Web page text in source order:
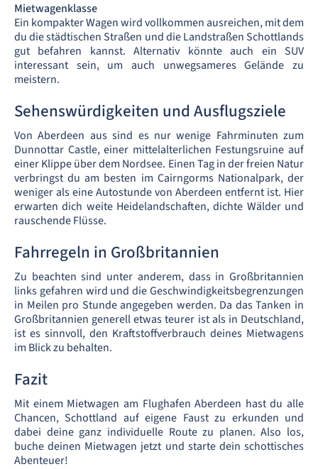
Mietwagenklasse
Ein kompakter Wagen wird vollkommen ausreichen, mit dem
du die städtischen Straßen und die Landstraßen Schottlands
gut befahren kannst. Alternativ könnte auch ein SUV
interessant sein, um auch unwegsameres Gelände zu
meistern.
Sehenswürdigkeiten und Ausflugsziele
Von Aberdeen aus sind es nur wenige Fahrminuten zum
Dunnottar Castle, einer mittelalterlichen Festungsruine auf
einer Klippe über dem Nordsee. Einen Tag in der freien Natur
verbringst du am besten im Cairngorms Nationalpark, der
weniger als eine Autostunde von Aberdeen entfernt ist. Hier
erwarten dich weite Heidelandschaften, dichte Wälder und
rauschende Flüsse.
Fahrregeln in Großbritannien
Zu beachten sind unter anderem, dass in Großbritannien
links gefahren wird und die Geschwindigkeitsbegrenzungen
in Meilen pro Stunde angegeben werden. Da das Tanken in
Großbritannien generell etwas teurer ist als in Deutschland,
ist es sinnvoll, den Kraftstoffverbrauch deines Mietwagens
im Blick zu behalten.
Fazit
Mit einem Mietwagen am Flughafen Aberdeen hast du alle
Chancen, Schottland auf eigene Faust zu erkunden und
dabei deine ganz individuelle Route zu planen. Also los,
buche deinen Mietwagen jetzt und starte dein schottisches
Abenteuer!